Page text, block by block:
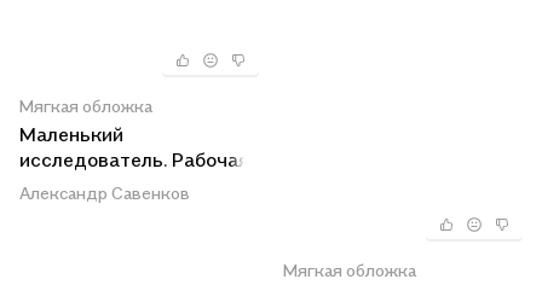
Мягкая обложка
Маленький
исследователь. Рабочая
тетрадь для детей 5-6
Александр Савенков
Мягкая обложка